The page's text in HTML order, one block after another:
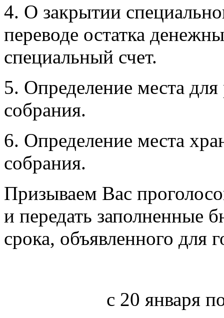
4. О закрытии
переводе остатка
специальный счет.
5. Определение места
собрания.
6. Определение места
собрания.
Призываем Вас
и передать заполненные
срока, объявленного для
с 20 января